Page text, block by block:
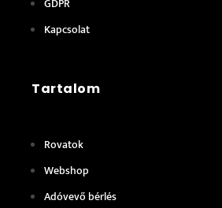
Kapcsolat
Tartalom
Rovatok
Webshop
Adóvevő bérlés